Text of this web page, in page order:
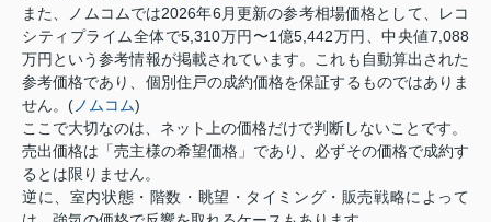
また、ノムコムでは2026年6 月更新の参考相場価格として、レコ
シティプライム全体で5,310万円〜1 億5,442万円、中央値7,088
万円という参考情報が掲載されています。これも自動算出された
参考価格であり、個別住戸の成約価格を保証するものではありま
せん。 ( ノムコム)
ここで大切なのは、ネット上の価格だけで判断しないことです。
売出価格は「売主様の希望価格」であり、必ずその価格で成約す
るとは限りません。
逆に、室内状態・階数・眺望・タイミング・販売戦略によって